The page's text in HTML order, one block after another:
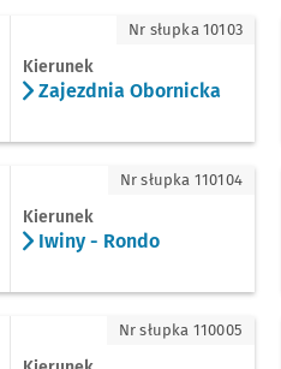
Obornicka
Kierunek
Zajezdnia Obornicka
Nr słupka 10103
- Rondo
Kierunek
Iwiny - Rondo
Nr słupka 110104
Nr słupka 110005